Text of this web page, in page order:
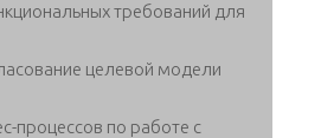
требований для
целевой модели
процессов по работе с